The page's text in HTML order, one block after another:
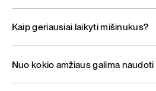
Kaip geriausiai laikyti mišinukus?
Nuo kokio amžiaus galima